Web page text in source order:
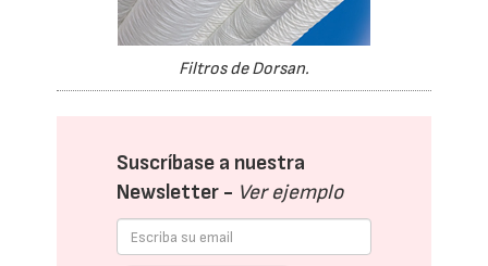
Filtros de Dorsan.
Suscríbase a nuestra
Newsletter - Ver ejemplo